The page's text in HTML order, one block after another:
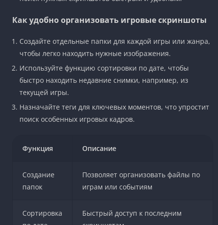
Как удобно организовать игровые скриншоты
Создайте отдельные папки для каждой игры или жанра,
чтобы легко находить нужные изображения.
Используйте функцию сортировки по дате, чтобы
быстро находить недавние снимки, например, из
текущей игры.
Назначайте теги для ключевых моментов, что упростит
поиск особенных игровых кадров.
Функция Описание
Создание
папок
Позволяет организовать файлы по
играм или событиям
Сортировка
Быстрый доступ к последним